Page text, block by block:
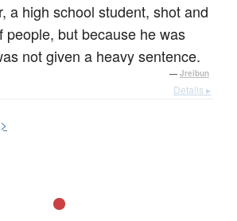
a high school student, shot and
people, but because he was
not given a heavy sentence.
— Jreibun
Details ▸